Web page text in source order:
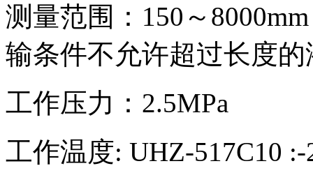
测量范围：150～
输条件不允许超过长度
工作压力：2.5MPa
工作温度: UHZ-517C10